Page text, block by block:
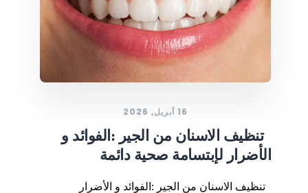
16 أبريل, 2026
تنظيف الاسنان من الجير :الفوائد و
الأضرار لإبتسامة صحية دائمة
تنظيف الاسنان من الجير :الفوائد و الأضرار